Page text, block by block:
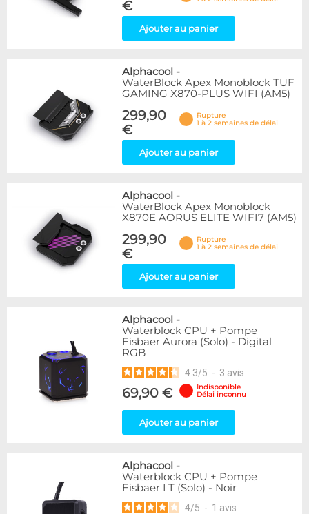
€
Ajouter au panier
Alphacool -
WaterBlock Apex Monoblock TUF
GAMING X870-PLUS WIFI (AM5)
299,90
€
Rupture
1 à 2 semaines de délai
Ajouter au panier
Alphacool -
WaterBlock Apex Monoblock
X870E AORUS ELITE WIFI7 (AM5)
299,90
€
Rupture
1 à 2 semaines de délai
Ajouter au panier
Alphacool -
Waterblock CPU + Pompe
Eisbaer Aurora (Solo) - Digital
RGB
4.3/5 - 3 avis
69,90 €
Indisponible
Délai inconnu
Ajouter au panier
Alphacool -
Waterblock CPU + Pompe
Eisbaer LT (Solo) - Noir
4/5 - 1 avis